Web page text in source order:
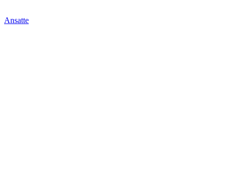
Ansatte